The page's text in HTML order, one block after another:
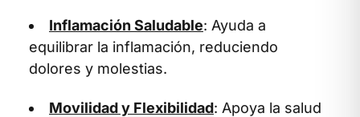
Inflamación Saludable: Ayuda a
equilibrar la inflamación, reduciendo
dolores y molestias.
Movilidad y Flexibilidad: Apoya la salud